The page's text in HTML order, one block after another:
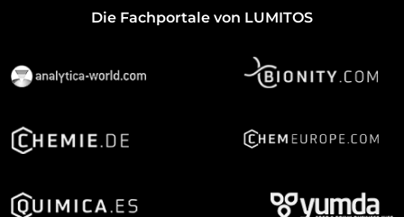
Die Fachportale von LUMITOS